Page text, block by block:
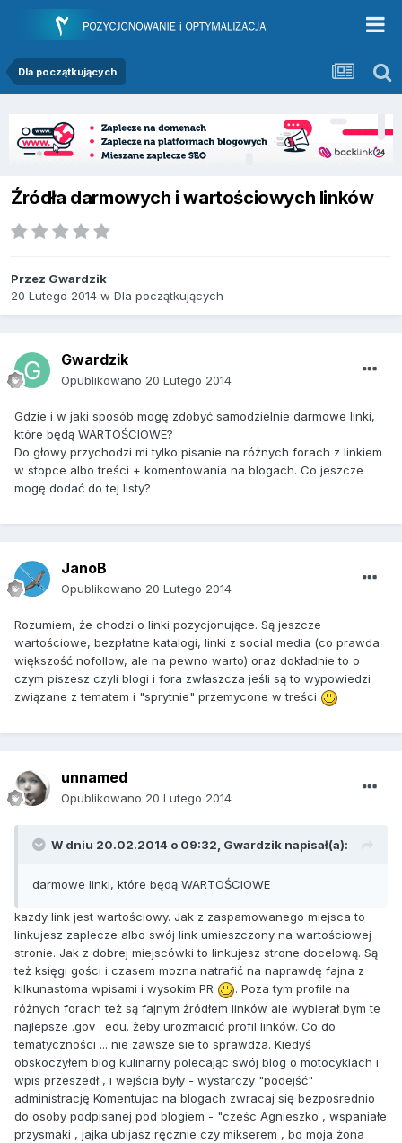
Dla początkujących
Źródła darmowych i wartościowych linków
Przez Gwardzik
20 Lutego 2014 w Dla początkujących
Gwardzik
Opublikowano 20 Lutego 2014
Gdzie i w jaki sposób mogę zdobyć samodzielnie darmowe linki,
które będą WARTOŚCIOWE?
Do głowy przychodzi mi tylko pisanie na różnych forach z linkiem
w stopce albo treści + komentowania na blogach. Co jeszcze
mogę dodać do tej listy?
JanoB
Opublikowano 20 Lutego 2014
Rozumiem, że chodzi o linki pozycjonujące. Są jeszcze
wartościowe, bezpłatne katalogi, linki z social media (co prawda
większość nofollow, ale na pewno warto) oraz dokładnie to o
czym piszesz czyli blogi i fora zwłaszcza jeśli są to wypowiedzi
związane z tematem i "sprytnie" przemycone w treści
unnamed
Opublikowano 20 Lutego 2014
W dniu 20.02.2014 o 09:32, Gwardzik napisał(a):
darmowe linki, które będą WARTOŚCIOWE
kazdy link jest wartościowy. Jak z zaspamowanego miejsca to
linkujesz zaplecze albo swój link umieszczony na wartościowej
stronie. Jak z dobrej miejscówki to linkujesz strone docelową. Są
też księgi gości i czasem mozna natrafić na naprawdę fajna z
kilkunastoma wpisami i wysokim PR
. Poza tym profile na
różnych forach też są fajnym żródłem linków ale wybierał bym te
najlepsze .gov . edu. żeby urozmaicić profil linków. Co do
tematyczności ... nie zawsze sie to sprawdza. Kiedyś
obskoczyłem blog kulinarny polecając swój blog o motocyklach i
wpis przeszedł , i wejścia były - wystarczy "podejść"
administrację Komentujac na blogach zwracaj się bezpośrednio
do osoby podpisanej pod blogiem - "cześc Agnieszko , wspaniałe
przysmaki , jajka ubijasz ręcznie czy mikserem , bo moja żona